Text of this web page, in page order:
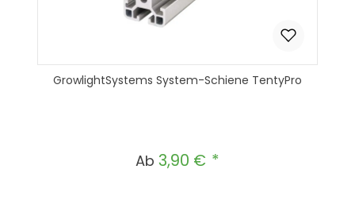
GrowlightSystems System-Schiene TentyPro
Regulärer Preis:
Ab 3,90 €